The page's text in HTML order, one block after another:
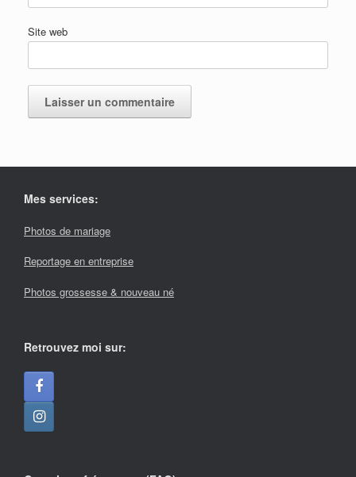
Site web
Mes services:
Photos de mariage
Reportage en entreprise
Photos grossesse & nouveau né
Retrouvez moi sur: